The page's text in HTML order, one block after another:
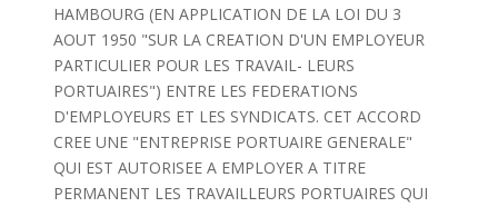
HAMBOURG (EN APPLICATION DE LA LOI DU 3
AOUT 1950 "SUR LA CREATION D'UN EMPLOYEUR
PARTICULIER POUR LES TRAVAIL- LEURS
PORTUAIRES") ENTRE LES FEDERATIONS
D'EMPLOYEURS ET LES SYNDICATS. CET ACCORD
CREE UNE "ENTREPRISE PORTUAIRE GENERALE"
QUI EST AUTORISEE A EMPLOYER A TITRE
PERMANENT LES TRAVAILLEURS PORTUAIRES QUI